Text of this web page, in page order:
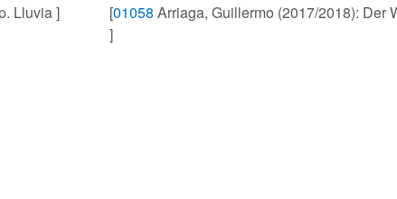
Lluvia ] [01058 Arriaga, Guillermo (2017/2018): Der
]